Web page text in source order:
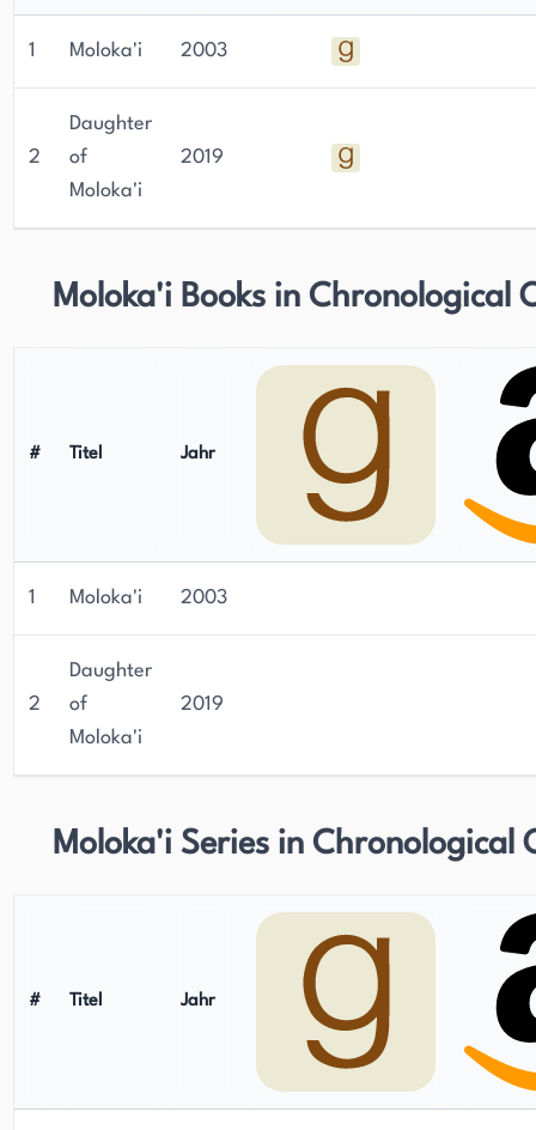
1 Moloka'i 2003
2
Daughter
of
Moloka'i
2019
Moloka'i Books in Chronological
# Titel Jahr
1 Moloka'i 2003
2
Daughter
of
Moloka'i
2019
Moloka'i Series in Chronological
# Titel Jahr